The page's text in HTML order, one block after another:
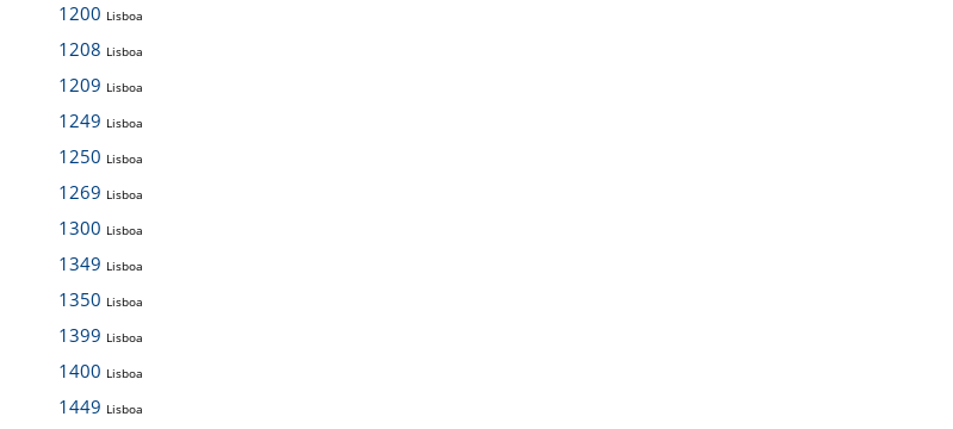
1200 Lisboa
1208 Lisboa
1209 Lisboa
1249 Lisboa
1250 Lisboa
1269 Lisboa
1300 Lisboa
1349 Lisboa
1350 Lisboa
1399 Lisboa
1400 Lisboa
1449 Lisboa